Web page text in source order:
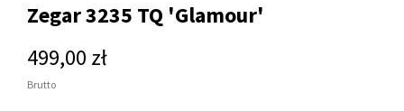
Zegar 3235 TQ 'Glamour'
499,00 zł
Brutto